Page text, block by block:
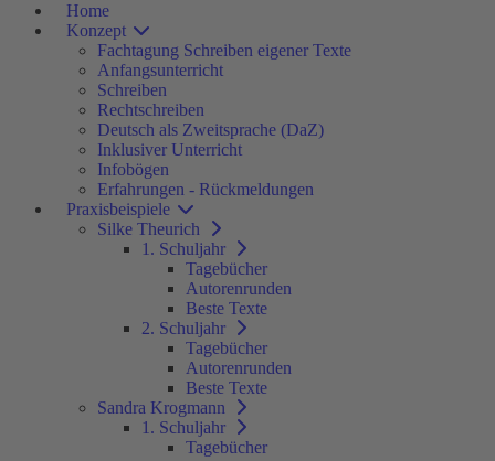
Home
Konzept
Fachtagung Schreiben eigener Texte
Anfangsunterricht
Schreiben
Rechtschreiben
Deutsch als Zweitsprache (DaZ)
Inklusiver Unterricht
Infobögen
Erfahrungen - Rückmeldungen
Praxisbeispiele
Silke Theurich
1. Schuljahr
Tagebücher
Autorenrunden
Beste Texte
2. Schuljahr
Tagebücher
Autorenrunden
Beste Texte
Sandra Krogmann
1. Schuljahr
Tagebücher